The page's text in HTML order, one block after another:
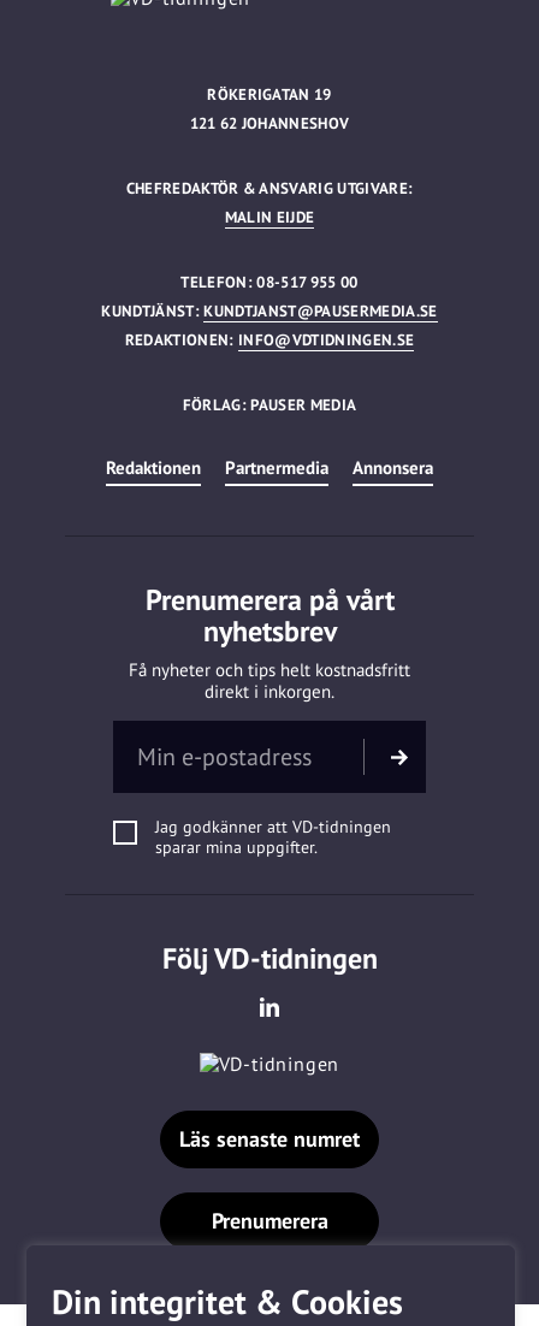
Din integritet & Cookies
RÖKERIGATAN 19
121 62 JOHANNESHOV
CHEFREDAKTÖR & ANSVARIG UTGIVARE:
MALIN EIJDE
TELEFON: 08-517 955 00
KUNDTJÄNST:KUNDTJANST@PAUSERMEDIA.SE
REDAKTIONEN: INFO@VDTIDNINGEN.SE
FÖRLAG: PAUSER MEDIA
Redaktionen Partnermedia Annonsera
Prenumerera på vårt
nyhetsbrev
Få nyheter och tips helt kostnadsfritt
direkt i inkorgen.
Jag godkänner att VD-tidningen
sparar mina uppgifter.
Följ VD-tidningen
Läs senaste numret
Prenumerera